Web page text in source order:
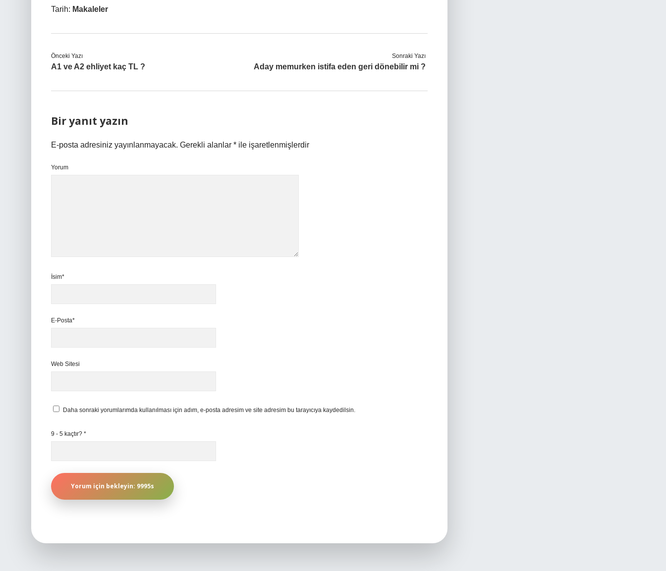
Tarih: Makaleler
Önceki Yazı
A1 ve A2 ehliyet kaç TL ?
Sonraki Yazı
Aday memurken istifa eden geri dönebilir mi ?
Bir yanıt yazın
E-posta adresiniz yayınlanmayacak. Gerekli alanlar * ile işaretlenmişlerdir
Yorum
İsim*
E-Posta*
Web Sitesi
Daha sonraki yorumlarımda kullanılması için adım, e-posta adresim ve site adresim bu tarayıcıya kaydedilsin.
9 - 5 kaçtır? *